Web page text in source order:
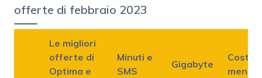
offerte di febbraio 2023
Le migliori
offerte di
Optima e
Minuti e
SMS
Gigabyte
Costo